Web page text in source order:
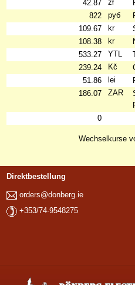
42.87
zł
822
руб
109.67
kr
108.38
kr
533.27
YTL
239.24
Kč
51.86
lei
186.07
ZAR
0
Wechselkurse
Direktbestellung
orders@donberg.ie
+353/74-9548275